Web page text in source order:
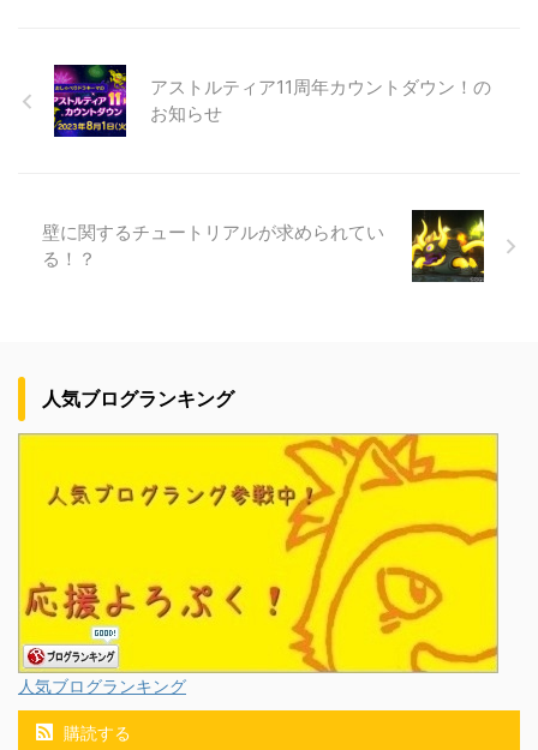
アストルティア11周年カウントダウン！の
お知らせ
壁に関するチュートリアルが求められてい
る！？
人気ブログランキング
人気ブログランキング
購読する